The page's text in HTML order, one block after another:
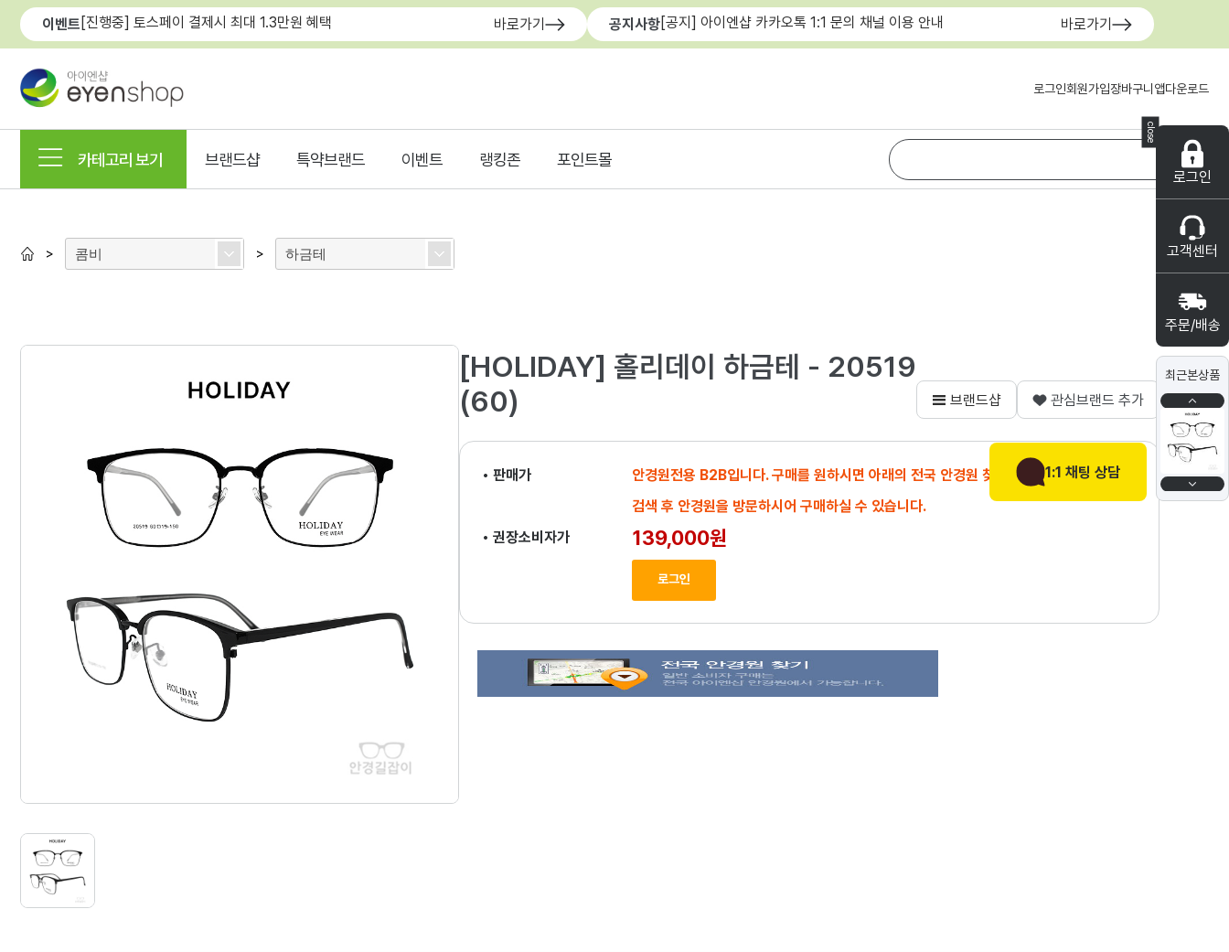
close
로그인
고객센터
주문/배송
최근본상품
1:1 채팅 상담
이벤트 [진행중] 토스페이 결제시 최대 1.3만원 혜택 바로가기 공지사항[공지] 아이엔샵 카카오톡 1:1 문의 채널 이용 안내 바로가기
로그인회원가입장바구니 앱다운로드
카테고리 보기 브랜드샵 특약브랜드 이벤트 랭킹존 포인트몰
> 콤비 > 하금테
[HOLIDAY] 홀리데이 하금테 - 20519
(60)
브랜드샵 관심브랜드 추가
• 판매가
안경원전용 B2B입니다. 구매를 원하시면 아래의 전국 안경원 찾기에서
검색 후 안경원을 방문하시어 구매하실 수 있습니다.
• 권장소비자가
139,000원
로그인